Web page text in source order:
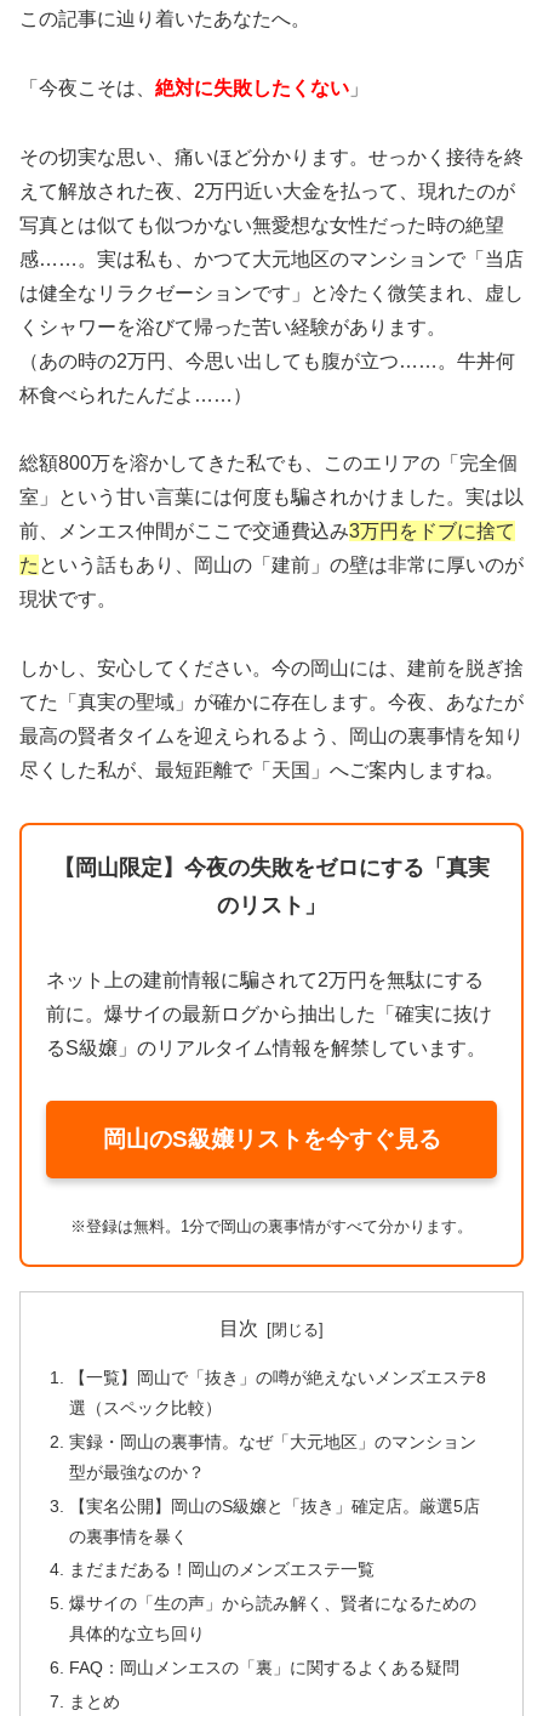
この記事に辿り着いたあなたへ。
「今夜こそは、 絶対に失敗したくない 」
その切実な思い、痛いほど分かります。せっかく接待を終
えて解放された夜、2万円近い大金を払って、現れたのが
写真とは似ても似つかない無愛想な女性だった時の絶望
感……。実は私も、かつて大元地区のマンションで「当店
は健全なリラクゼーションです」と冷たく微笑まれ、虚し
くシャワーを浴びて帰った苦い経験があります。
（あの時の2万円、今思い出しても腹が立つ……。牛丼何
杯食べられたんだよ……）
総額800万を溶かしてきた私でも、このエリアの「完全個
室」という甘い言葉には何度も騙されかけました。実は以
前、メンエス仲間がここで交通費込み3万円をドブに捨て
た という話もあり、岡山の「建前」の壁は非常に厚いのが
現状です。
しかし、安心してください。今の岡山には、建前を脱ぎ捨
てた「真実の聖域」が確かに存在します。今夜、あなたが
最高の賢者タイムを迎えられるよう、岡山の裏事情を知り
尽くした私が、最短距離で「天国」へご案内しますね。
【岡山限定】今夜の失敗をゼロにする「真実
のリスト」
ネット上の建前情報に騙されて2万円を無駄にする
前に。爆サイの最新ログから抽出した「確実に抜け
るS級嬢」のリアルタイム情報を解禁しています。
岡山のS級嬢リストを今すぐ見る
※登録は無料。1分で岡山の裏事情がすべて分かります。
目次
【一覧】岡山で「抜き」の噂が絶えないメンズエステ8
選（スペック比較）
実録・岡山の裏事情。なぜ「大元地区」のマンション
型が最強なのか？
【実名公開】岡山のS級嬢と「抜き」確定店。厳選5店
の裏事情を暴く
まだまだある！岡山のメンズエステ一覧
爆サイの「生の声」から読み解く、賢者になるための
具体的な立ち回り
FAQ：岡山メンエスの「裏」に関するよくある疑問
まとめ